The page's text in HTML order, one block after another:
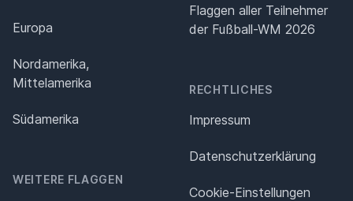
Europa
Nordamerika,
Mittelamerika
Südamerika
WEITERE FLAGGEN
Flaggen aller Teilnehmer
der Fußball-WM 2026
RECHTLICHES
Impressum
Datenschutz­erklärung
Cookie-Einstellungen